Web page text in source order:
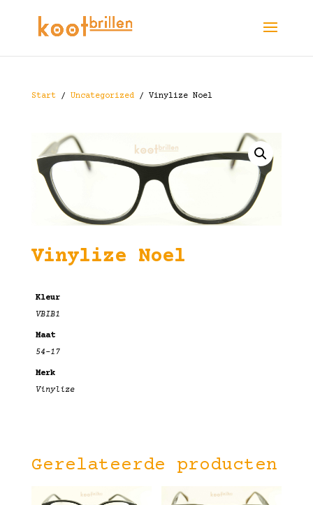
Start/ Uncategorized/ Vinylize Noel
Vinylize Noel
Kleur
VBIB1
Maat
54-17
Merk
Vinylize
Gerelateerde producten